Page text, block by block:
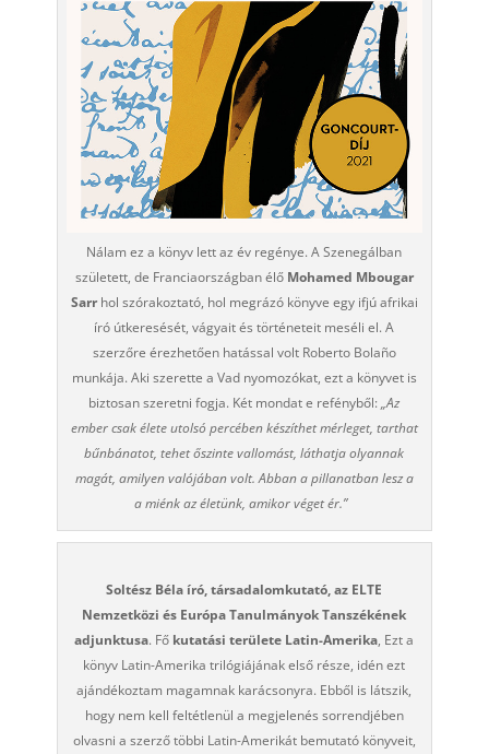
Nálam ez a könyv lett az év regénye. A Szenegálban
született, de Franciaországban élő Mohamed Mbougar
Sarrhol szórakoztató, hol megrázó könyve egy ifjú afrikai
író útkeresését, vágyait és történeteit meséli el. A
szerzőre érezhetően hatással volt Roberto Bolaño
munkája. Aki szerette a Vad nyomozókat, ezt a könyvet is
biztosan szeretni fogja. Két mondat e refényből:„Az
ember csak élete utolsó percében készíthet mérleget, tarthat
bűnbánatot, tehet őszinte vallomást, láthatja olyannak
magát, amilyen valójában volt. Abban a pillanatban lesz a
a miénk az életünk, amikor véget ér.”
Soltész Béla író, társadalomkutató, az ELTE
Nemzetközi és Európa Tanulmányok Tanszékének
adjunktusa. Fő kutatási területe Latin-Amerika, Ezt a
könyv Latin-Amerika trilógiájának első része, idén ezt
ajándékoztam magamnak karácsonyra. Ebből is látszik,
hogy nem kell feltétlenül a megjelenés sorrendjében
olvasni a szerző többi Latin-Amerikát bemutató könyveit,